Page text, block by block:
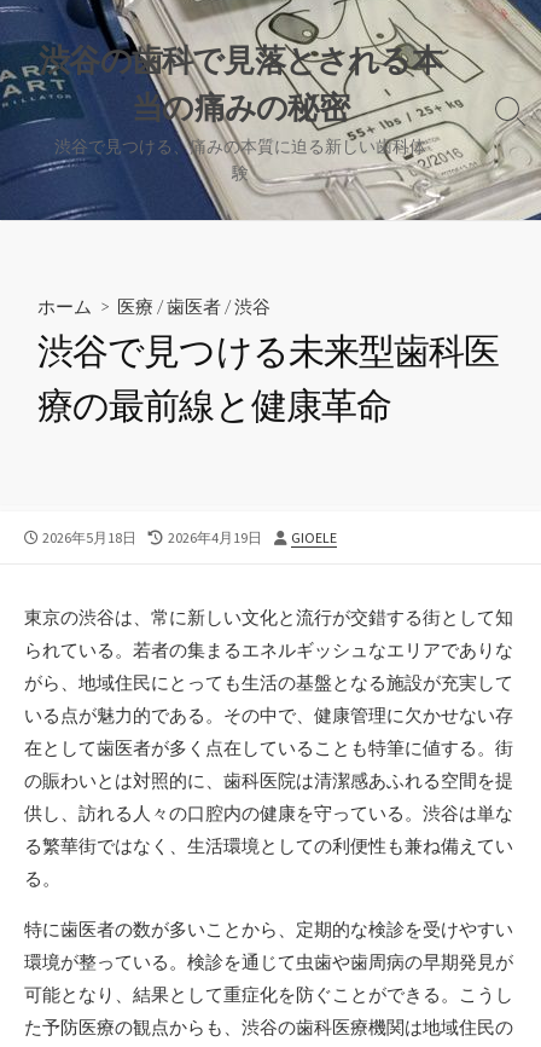
コ
ン
テ
ン
ツ
キ
渋谷の歯科で見落とされる本
当の痛みの秘密
渋谷で見つける、痛みの本質に迫る新しい歯科体
験
検
索
切
り
替
ホーム > 医療 /歯医者 /渋谷
渋谷で見つける未来型歯科医
療の最前線と健康革命
公
2026年5月18日
最
日
2026年4月19日
投
GIOELE
東京の渋谷は、常に新しい文化と流行が交錯する街として知
られている。 若者の集まるエネルギッシュなエリアでありな
がら、地域住民にとっても生活の基盤となる施設が充実して
いる点が魅力的である。その中で、健康管理に欠かせない存
在として歯医者が多く点在していることも特筆に値する。街
の賑わいとは対照的に、歯科医院は清潔感あふれる空間を提
供し、訪れる人々の口腔内の健康を守っている。渋谷は単な
る繁華街ではなく、生活環境としての利便性も兼ね備えてい
る。
特に歯医者の数が多いことから、定期的な検診を受けやすい
環境が整っている。検診を通じて虫歯や歯周病の早期発見が
可能となり、結果として重症化を防ぐことができる。こうし
た予防医療の観点からも、渋谷の歯科医療機関は地域住民の